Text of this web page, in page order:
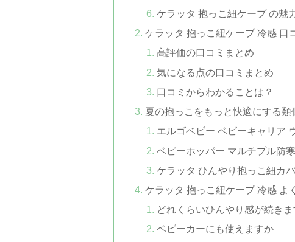
ケラッタ 抱っこ紐ケープ の魅
ケラッタ 抱っこ紐ケープ 冷感 口
高評価の口コミまとめ
気になる点の口コミまとめ
口コミからわかることは？
夏の抱っこをもっと快適にする類
エルゴベビー ベビーキャリア
ベビーホッパー マルチプル防
ケラッタ ひんやり抱っこ紐カ
ケラッタ 抱っこ紐ケープ 冷感 よ
どれくらいひんやり感が続き
ベビーカーにも使えますか